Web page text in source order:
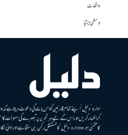
واقعات
وسطی ایشیا
ادارہ ’دلیل‘ اپنے تمام قارئین کو اس بات کی دعوت دیتا ہے کہ
کر اظہار کریں اور اس کے لیے ہر تحریر پر تبصرے کی سہولت
کا متمنی ہو، وہ ادارہ ’دلیل‘ کا مستقل رکن بن سکتا ہے اور